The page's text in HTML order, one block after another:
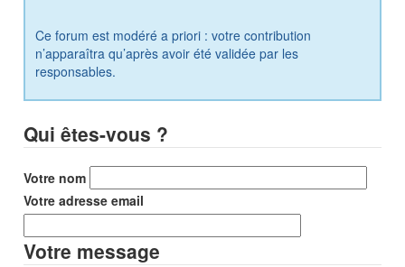
Ce forum est modéré a priori : votre contribution
n’apparaîtra qu’après avoir été validée par les
responsables.
Qui êtes-vous ?
Votre nom
Votre adresse email
Votre message